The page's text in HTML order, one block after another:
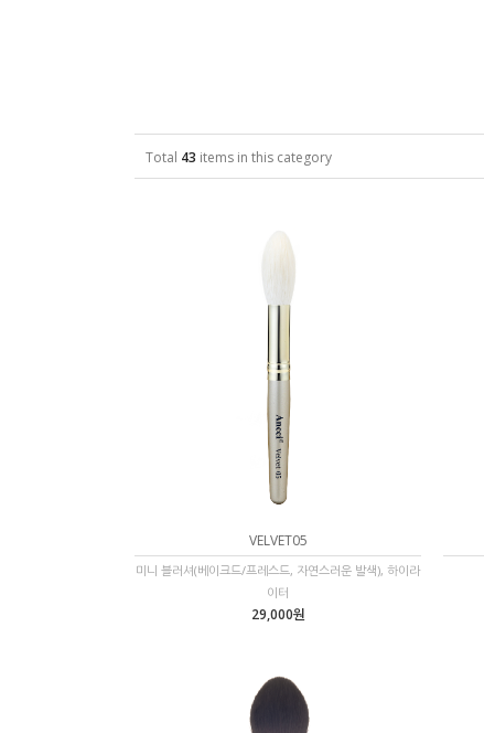
Total 43 items in this category
VELVET05
미니 블러셔(베이크드/프레스드, 자연스러운 발색), 하이라
이터
29,000원